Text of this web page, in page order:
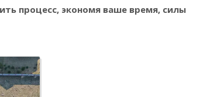
процесс, экономя ваше время, силы